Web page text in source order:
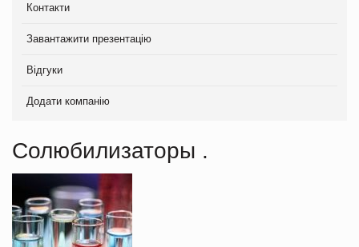
Контакти
Завантажити презентацію
Відгуки
Додати компанію
Солюбилизаторы .